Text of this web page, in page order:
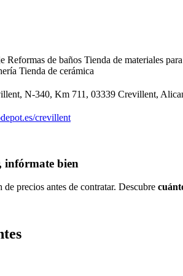
Reformas de baños Tienda de materiales
Tienda de cerámica
N-340, Km 711, 03339 Crevillent,
crevillent
infórmate bien
de precios antes de contratar. Descubre